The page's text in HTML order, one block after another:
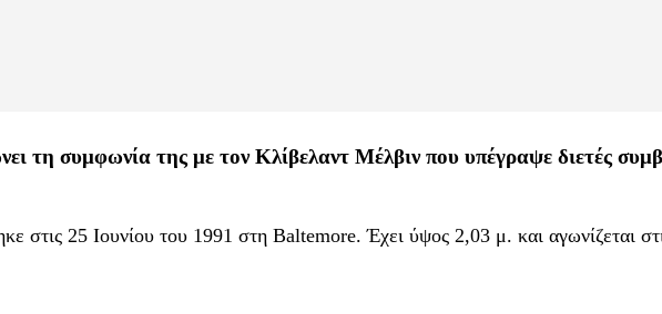
τη συμφωνία της με τον Κλίβελαντ Μέλβιν που υπέγραψε διετές
στις 25 Ιουνίου του 1991 στη Baltemore. Έχει ύψος 2,03 μ. και αγωνίζεται